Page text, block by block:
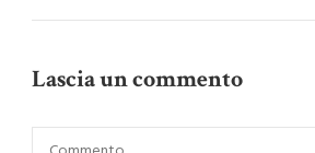
Lascia un commento